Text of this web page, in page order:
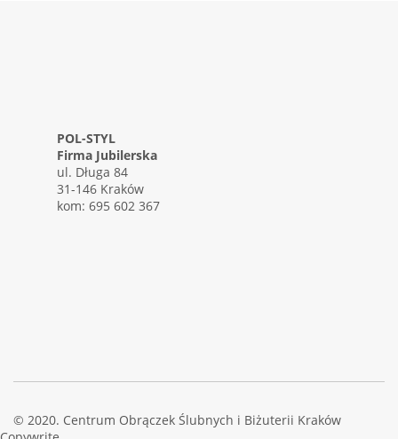
POL-STYL
Firma Jubilerska
ul. Długa 84
31-146 Kraków
kom: 695 602 367
© 2020. Centrum Obrączek Ślubnych i Biżuterii Kraków